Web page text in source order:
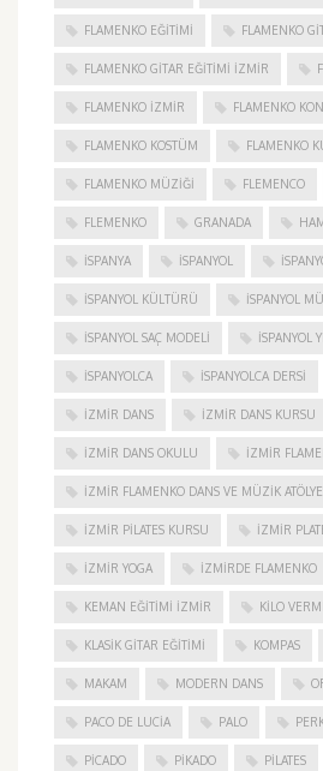
FLAMENKO EĞITIMI FLAMENKO
FLAMENKO GITAR EĞITIMI İZMIR
FLAMENKO IZMIR FLAMENKO
FLAMENKO KOSTÜM FLAMENKO
FLAMENKO MÜZIĞI FLEMENCO
FLEMENKO GRANADA
ISPANYA İSPANYOL
İSPANYOL KÜLTÜRÜ İSPANYOL
İSPANYOL SAÇ MODELI İSPANYOL
İSPANYOLCA İSPANYOLCA DERSI
IZMIR DANS IZMIR DANS KURSU
IZMIR DANS OKULU IZMIR
İZMIR FLAMENKO DANS VE MÜZIK
İZMIR PILATES KURSU İZMIR
İZMIR YOGA IZMIRDE FLAMENKO
KEMAN EĞITIMI İZMIR KILO
KLASIK GITAR EĞITIMI KOMPAS
MAKAM MODERN DANS
PACO DE LUCIA PALO
PICADO PIKADO PILATES